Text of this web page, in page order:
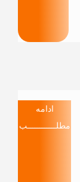
ادامه
مطلــــــــــــب